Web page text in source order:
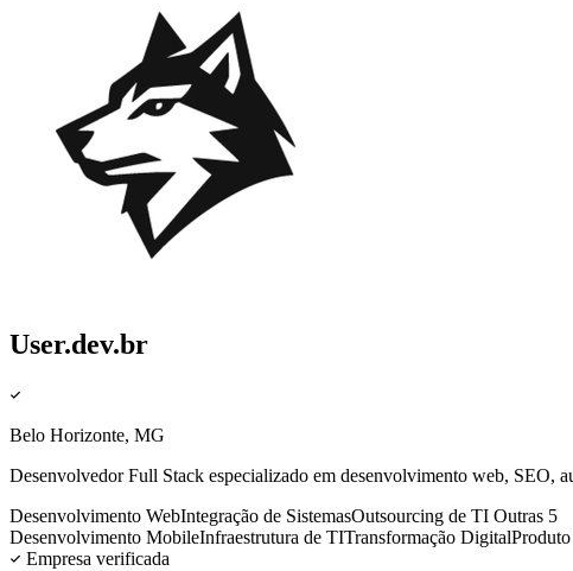
User.dev.br
Belo Horizonte, MG
Desenvolvedor Full Stack especializado em desenvolvimento web, SEO,
Desenvolvimento WebIntegração de SistemasOutsourcing de TI Outras 5
Desenvolvimento MobileInfraestrutura de TITransformação Digital
Empresa verificada